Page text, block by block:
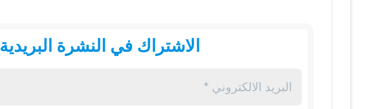
الاشتراك في النشرة البريدية